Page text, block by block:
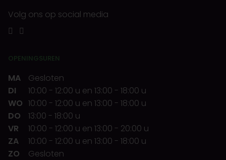
Volg ons op social media
OPENINGSUREN
MA
Gesloten
DI
10:00 - 12:00 u en 13:00 - 18:00 u
WO 10:00 - 12:00 u en 13:00 - 18:00 u
DO
13:00 - 18:00 u
VR
10:00 - 12:00 u en 13:00 - 20:00 u
ZA
10:00 - 12:00 u en 13:00 - 18:00 u
ZO
Gesloten